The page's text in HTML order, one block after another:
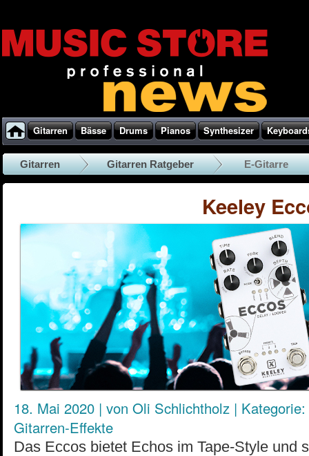
Gitarren Bässe Drums Pianos Synthesizer
Gitarren Gitarren Ratgeber E-Gitarre
Keeley
18. Mai 2020 | von Oli Schlichtholz | Kategorie:
Gitarren-Effekte
Das Eccos bietet Echos im Tape-Style und